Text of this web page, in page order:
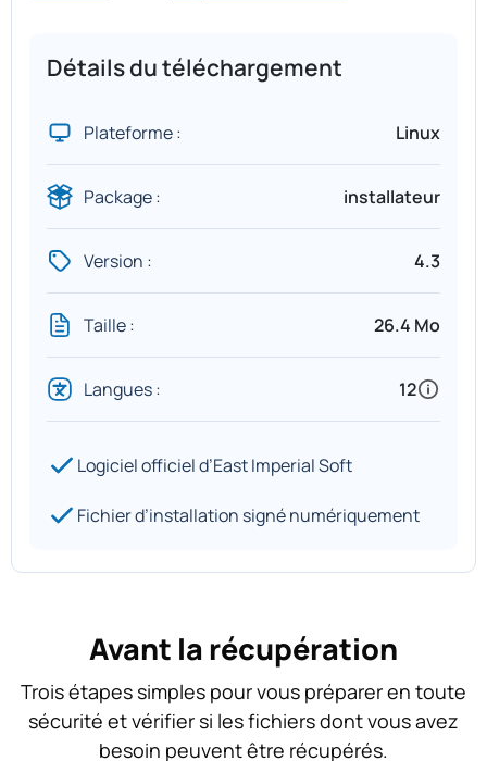
Détails du téléchargement
Plateforme : Linux
Package : installateur
Version : 4.3
Taille : 26.4 Mo
Langues : 12
Logiciel officiel d’East Imperial Soft
Fichier d’installation signé numériquement
Avant la récupération
Trois étapes simples pour vous préparer en toute
sécurité et vérifier si les fichiers dont vous avez
besoin peuvent être récupérés.